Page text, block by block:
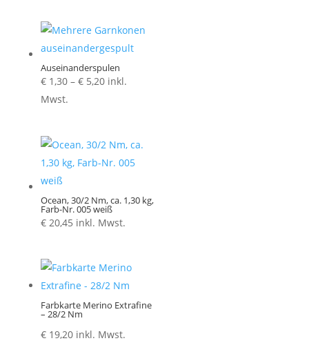
Auseinanderspulen
€1,30 – €5,20Preisspanne:
inkl.
Mwst.
Ocean, 30/2 Nm, ca. 1,30 kg,
Farb-Nr. 005 weiß
€20,45 inkl. Mwst.
Farbkarte Merino Extrafine
– 28/2 Nm
€19,20 inkl. Mwst.